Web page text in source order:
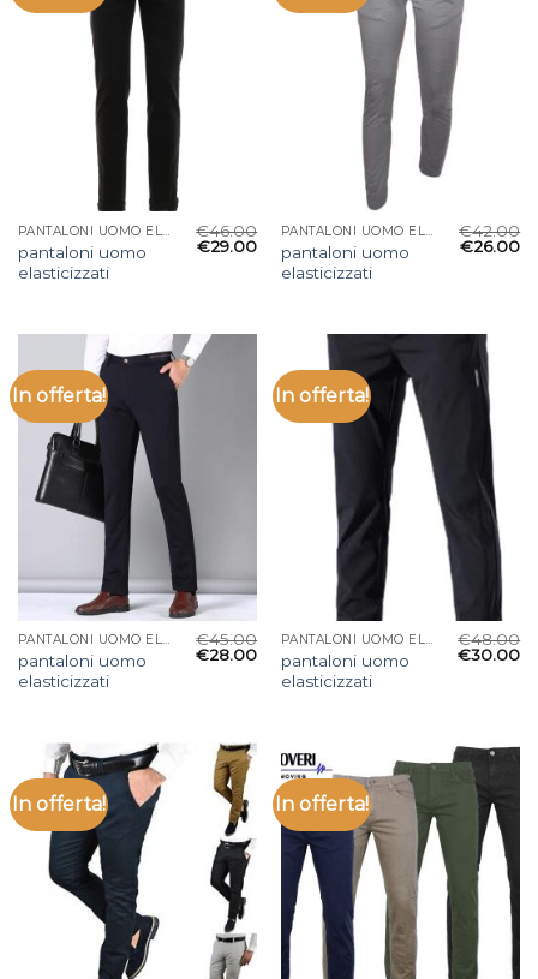
PANTALONI UOMO ELASTICIZZATI
pantaloni uomo
elasticizzati
€46.00
€29.00
PANTALONI UOMO ELASTICIZZATI
pantaloni uomo
elasticizzati
€42.00
€26.00
In offerta!
PANTALONI UOMO ELASTICIZZATI
pantaloni uomo
elasticizzati
€45.00
€28.00
In offerta!
PANTALONI UOMO ELASTICIZZATI
pantaloni uomo
elasticizzati
€48.00
€30.00
In offerta! In offerta!